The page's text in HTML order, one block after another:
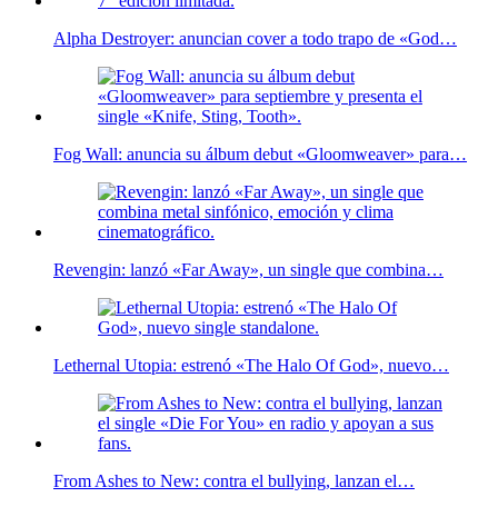
Alpha Destroyer: anuncian cover a todo trapo de «God…
Fog Wall: anuncia su álbum debut «Gloomweaver» para…
Revengin: lanzó «Far Away», un single que combina…
Lethernal Utopia: estrenó «The Halo Of God», nuevo…
From Ashes to New: contra el bullying, lanzan el…